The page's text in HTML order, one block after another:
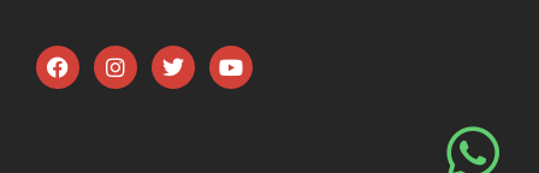
F
a
I
n
T
w
Y
o